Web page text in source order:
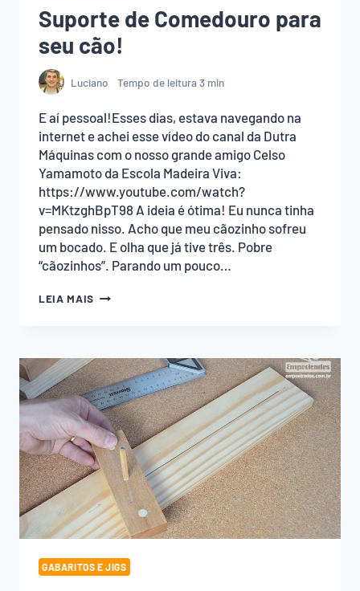
Suporte de Comedouro para
seu cão!
Luciano Tempo de leitura3 min
E aí pessoal!Esses dias, estava navegando na
internet e achei esse vídeo do canal da Dutra
Máquinas com o nosso grande amigo Celso
Yamamoto da Escola Madeira Viva:
https://www.youtube.com/watch?
v=MKtzghBpT98 A ideia é ótima! Eu nunca tinha
pensado nisso. Acho que meu cãozinho sofreu
um bocado. E olha que já tive três. Pobre
“cãozinhos”. Parando um pouco…
LEIA MAIS SUPORTE
SEU
CÃO!
GABARITOS E JIGS